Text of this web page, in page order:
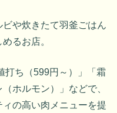
や炊きたて羽釜ごはん
るお店。
打ち（599円～）」「霜
ホルモン）」などで、
の高い肉メニューを提